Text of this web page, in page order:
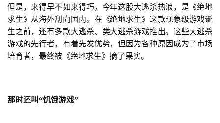
但是，来得早不如来得巧。今年这股大逃杀热浪，是《绝地
求生》从海外刮向国内。在《绝地求生》这款现象级游戏诞
生之前，还有多款大逃杀、类大逃杀游戏推出。这些大逃杀
游戏的先行者，有着先发优势，但因为各种原因成为了市场
培育者，最终被《绝地求生》摘了果实。
那时还叫“饥饿游戏”